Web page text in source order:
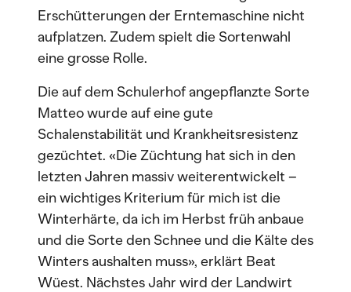
Erschütterungen der Erntemaschine nicht
aufplatzen. Zudem spielt die Sortenwahl
eine grosse Rolle.
Die auf dem Schulerhof angepflanzte Sorte
Matteo wurde auf eine gute
Schalenstabilität und Krankheitsresistenz
gezüchtet. «Die Züchtung hat sich in den
letzten Jahren massiv weiterentwickelt –
ein wichtiges Kriterium für mich ist die
Winterhärte, da ich im Herbst früh anbaue
und die Sorte den Schnee und die Kälte des
Winters aushalten muss», erklärt Beat
Wüest. Nächstes Jahr wird der Landwirt